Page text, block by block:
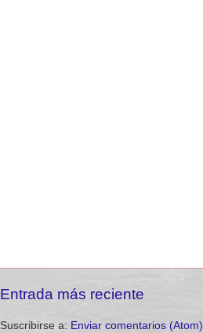
Entrada más reciente
Suscribirse a: Enviar comentarios (Atom)